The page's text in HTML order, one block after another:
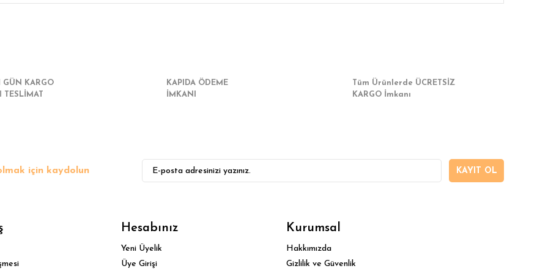
GÜN KARGO
TESLİMAT
KAPIDA ÖDEME
İMKANI
Tüm Ürünlerde ÜCRETSİZ
KARGO İmkanı
için kaydolun KAYIT OL
Hesabınız
Yeni Üyelik
Üye Girişi
Kurumsal
Hakkımızda
Gizlilik ve Güvenlik